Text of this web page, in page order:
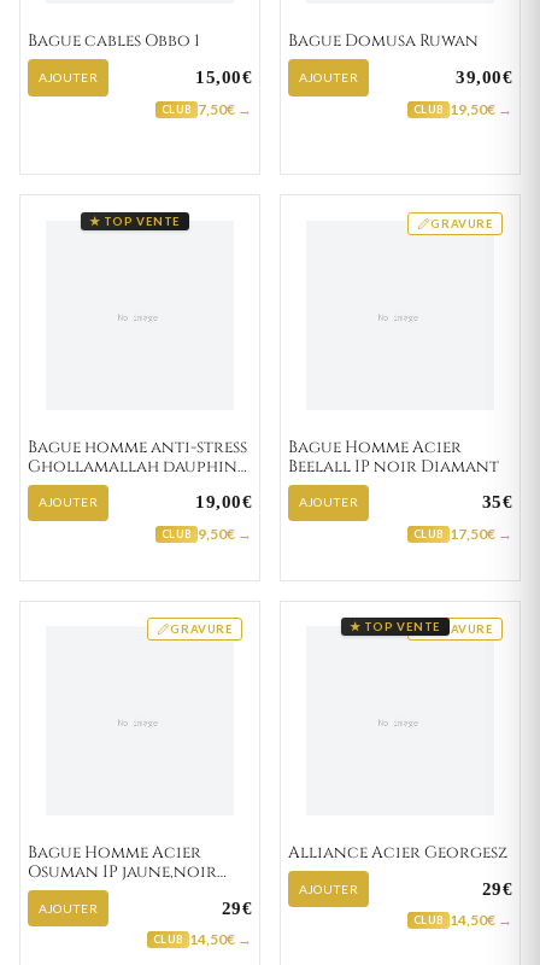
Bague cables Obbo 1
AJOUTER 15,00€
CLUB 7,50€ →
Bague Domusa Ruwan
AJOUTER 39,00€
CLUB 19,50€ →
★ TOP VENTE
Bague homme anti-stress
Ghollamallah dauphin
Animal
AJOUTER 19,00€
CLUB 9,50€ →
GRAVURE
Bague Homme Acier
Beelall IP noir Diamant
AJOUTER 35€
CLUB 17,50€ →
GRAVURE
Bague Homme Acier
Osuman IP jaune,noir
Diamant
AJOUTER 29€
CLUB 14,50€ →
GRAVURE
★ TOP VENTE
Alliance Acier Georgesz
AJOUTER 29€
CLUB 14,50€ →